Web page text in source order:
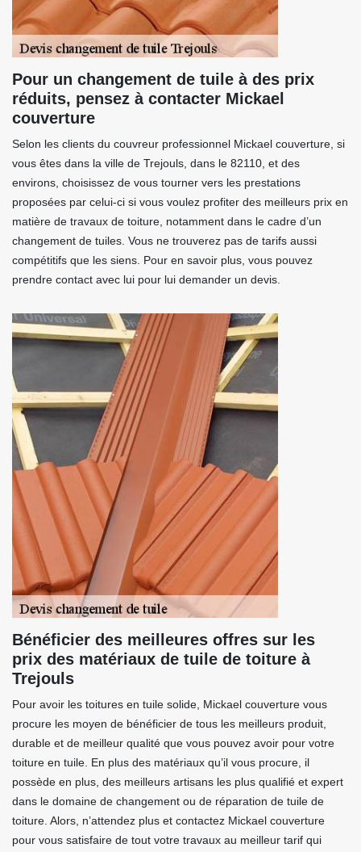
Pour un changement de tuile à des prix
réduits, pensez à contacter Mickael
couverture
Selon les clients du couvreur professionnel Mickael couverture, si
vous êtes dans la ville de Trejouls, dans le 82110, et des
environs, choisissez de vous tourner vers les prestations
proposées par celui-ci si vous voulez profiter des meilleurs prix en
matière de travaux de toiture, notamment dans le cadre d’un
changement de tuiles. Vous ne trouverez pas de tarifs aussi
compétitifs que les siens. Pour en savoir plus, vous pouvez
prendre contact avec lui pour lui demander un devis.
Bénéficier des meilleures offres sur les
prix des matériaux de tuile de toiture à
Trejouls
Pour avoir les toitures en tuile solide, Mickael couverture vous
procure les moyen de bénéficier de tous les meilleurs produit,
durable et de meilleur qualité que vous pouvez avoir pour votre
toiture en tuile. En plus des matériaux qu’il vous procure, il
possède en plus, des meilleurs artisans les plus qualifié et expert
dans le domaine de changement ou de réparation de tuile de
toiture. Alors, n’attendez plus et contactez Mickael couverture
pour vous satisfaire de tout votre travaux au meilleur tarif qui